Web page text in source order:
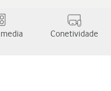
Conetividade